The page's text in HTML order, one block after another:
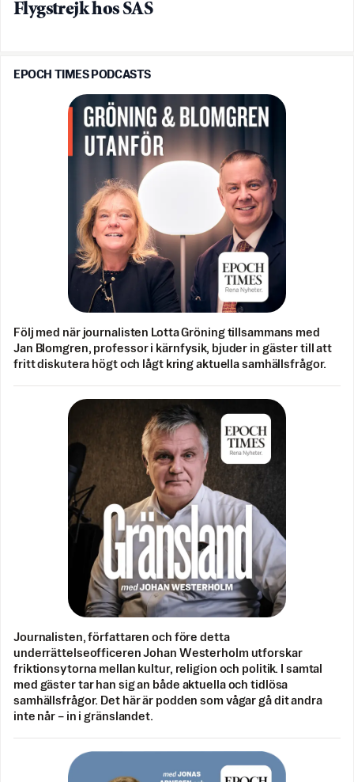
Flygstrejk hos SAS
EPOCH TIMES PODCASTS
Följ med när journalisten Lotta Gröning tillsammans med
Jan Blomgren, professor i kärnfysik, bjuder in gäster till att
fritt diskutera högt och lågt kring aktuella samhällsfrågor.
Journalisten, författaren och före detta
underrättelseofficeren Johan Westerholm utforskar
friktionsytorna mellan kultur, religion och politik. I samtal
med gäster tar han sig an både aktuella och tidlösa
samhällsfrågor. Det här är podden som vågar gå dit andra
inte når – in i gränslandet.